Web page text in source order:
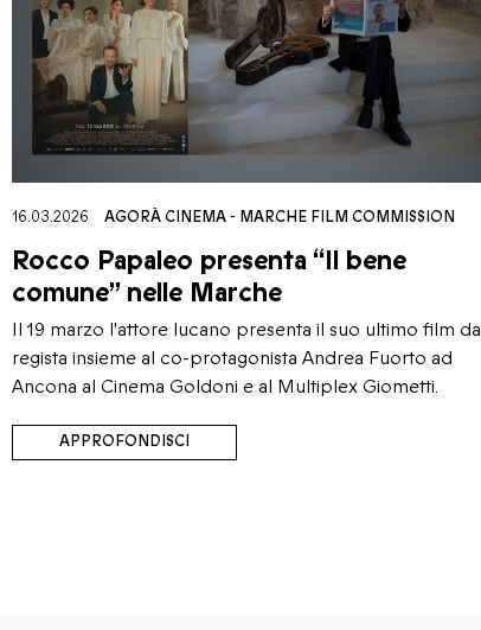
16.03.2026 AGORÀ CINEMA- MARCHE FILM COMMISSION
Rocco Papaleo presenta “Il bene
comune” nelle Marche
Il 19 marzo l'attore lucano presenta il suo ultimo film da
regista insieme al co-protagonista Andrea Fuorto ad
Ancona al Cinema Goldoni e al Multiplex Giometti.
APPROFONDISCI